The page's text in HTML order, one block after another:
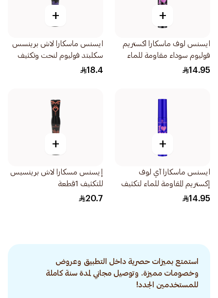
+
ايسنس لوف ماسكارا اكستريم
فوليوم سوداء مقاومة للماء
12مل
14.95
+
ايسنس ماسكارا لاش برينسس
سكلبتد فوليوم لنحت وتكثيف
الرموش 1قطعة
18.4
+
ايسنس ماسكارا آي لوف
إكستريم المقاومة للماء لتكثيف
عالي ومثالي للرموش 1قطعة
14.95
+
إيسنس مسكارا لاش برينسيس
للتكثيف 1قطعة
20.7
استمتع بميزات حصرية داخل التطبيق وعروض
وخصومات مميزة. وتوصيل مجاني لمدة سنة كاملة
للمستخدمين الجدد!